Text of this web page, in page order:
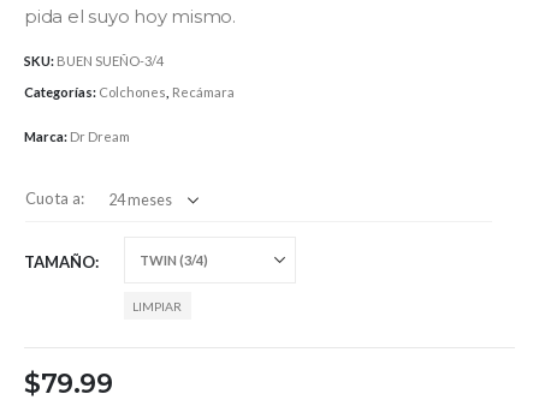
pida el suyo hoy mismo.
SKU: BUEN SUEÑO-3/4
Categorías: Colchones Recámara
Marca: Dr Dream
Cuota a:
TAMAÑO
LIMPIAR
$79.99